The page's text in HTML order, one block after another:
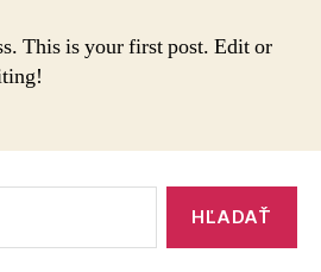
This is your first post. Edit or